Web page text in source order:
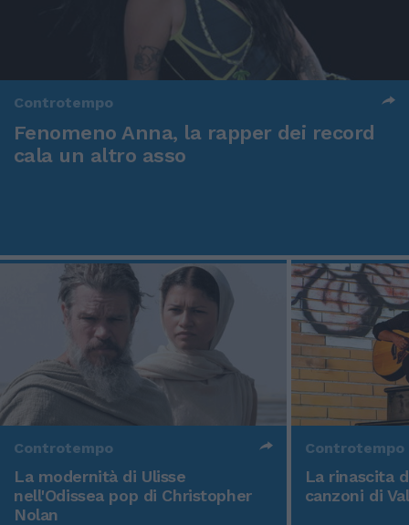
Controtempo
Fenomeno Anna, la rapper dei record
cala un altro asso
Controtempo
La modernità di Ulisse
nell'Odissea pop di Christopher
Nolan
Controtempo
La rinascita
canzoni di